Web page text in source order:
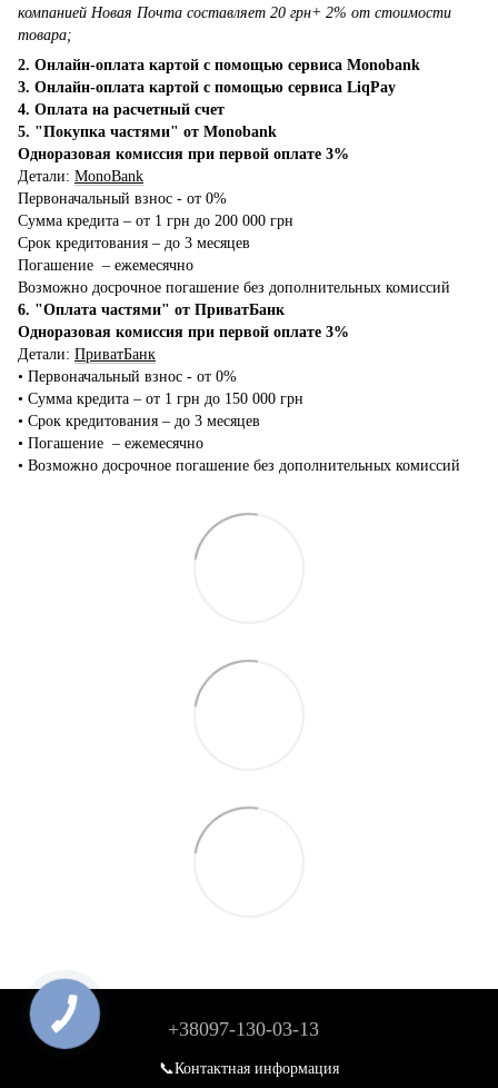
компанией Новая Почта составляет 20 грн+ 2% от стоимости
товара;
2. Онлайн-оплата картой с помощью сервиса Monobank
3. Онлайн-оплата картой с помощью сервиса LiqPay
4. Оплата на расчетный счет
5. "Покупка частями" от Monobank
Одноразовая комиссия при первой оплате 3%
Детали: MonoBank
Первоначальный взнос - от 0%
Сумма кредита – от 1 грн до 200 000 грн
Срок кредитования – до 3 месяцев
Погашение – ежемесячно
Возможно досрочное погашение без дополнительных комиссий
6. "Оплата частями" от ПриватБанк
Одноразовая комиссия при первой оплате 3%
Детали: ПриватБанк
•‎ Первоначальный взнос - от 0%
•‎ Сумма кредита – от 1 грн до 150 000 грн
•‎ Срок кредитования – до 3 месяцев
•‎ Погашение – ежемесячно
•‎ Возможно досрочное погашение без дополнительных комиссий
+38097-130-03-13
📞Контактная информация